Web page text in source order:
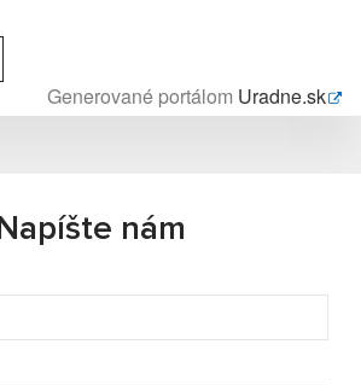
Generované portálom Uradne.sk
Napíšte nám